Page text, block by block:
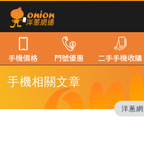
手機相關文章
洋蔥網
手機價格 門號優惠 二手手機收購